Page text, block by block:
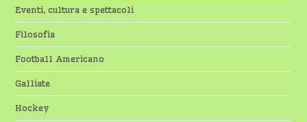
Eventi, cultura e spettacoli
Filosofia
Football Americano
Galliate
Hockey